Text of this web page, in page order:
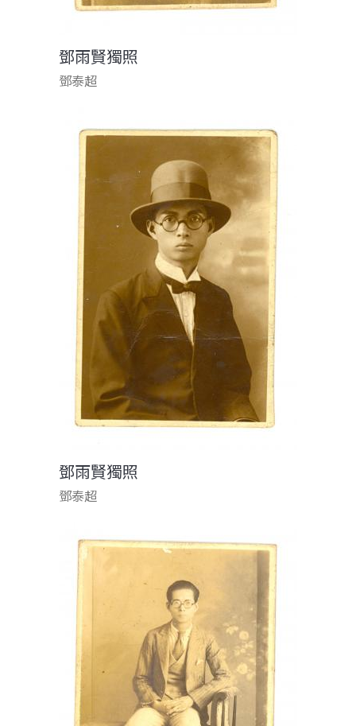
鄧雨賢獨照
鄧泰超
鄧雨賢獨照
鄧泰超